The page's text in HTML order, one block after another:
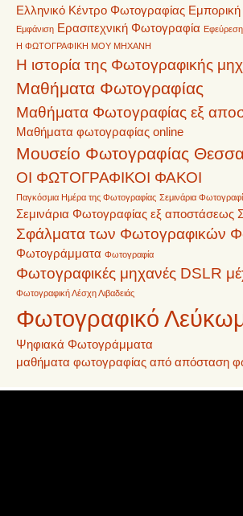
Ελληνικό Κέντρο Φωτογραφίας
Εμφάνιση Ερασιτεχνική Φωτογραφία
Η ΦΩΤΟΓΡΑΦΙΚΗ ΜΟΥ ΜΗΧΑΝΗ
Η ιστορία της Φωτογραφικής
Μαθήματα Φωτογραφίας
Μαθήματα Φωτογραφίας εξ
Μαθήματα φωτογραφίας online
Μουσείο Φωτογραφίας
ΟΙ ΦΩΤΟΓΡΑΦΙΚΟΙ ΦΑΚΟΙ
Παγκόσμια Ημέρα της Φωτογραφίας Σεμινάρια
Σεμινάρια Φωτογραφίας εξ αποστάσεως
Σφάλματα των Φωτογραφικών
Φωτογράμματα Φωτογραφία
Φωτογραφικές μηχανές DSLR
Φωτογραφική Λέσχη Λιβαδειάς
Φωτογραφικό
Ψηφιακά Φωτογράμματα
μαθήματα φωτογραφίας από απόσταση